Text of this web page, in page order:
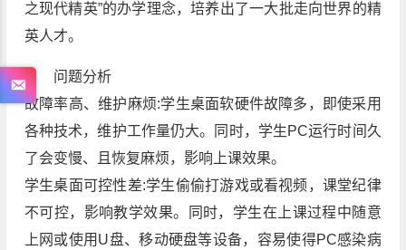
之现代精英”的办学理念，培养出了一大批走向世界的精
英人才。
问题分析
故障率高、维护麻烦:学生桌面软硬件故障多，即使采用
各种技术，维护工作量仍大。同时，学生PC运行时间久
了会变慢、且恢复麻烦，影响上课效果。
学生桌面可控性差:学生偷偷打游戏或看视频，课堂纪律
不可控，影响教学效果。同时，学生在上课过程中随意
上网或使用U盘、移动硬盘等设备，容易使得PC感染病